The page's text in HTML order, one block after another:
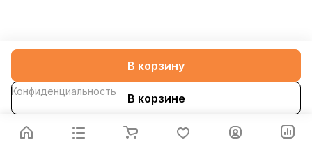
В корзину
В корзине
Конфиденциальность